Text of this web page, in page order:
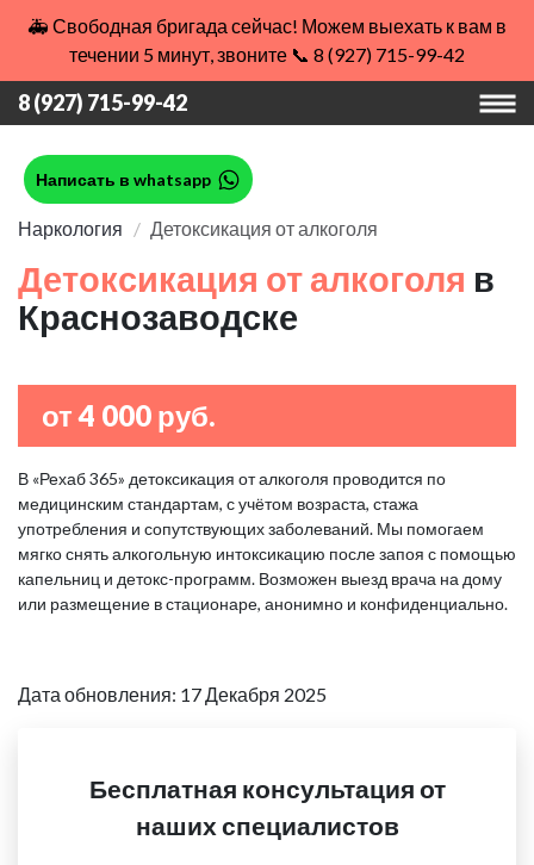
🚑 Свободная бригада сейчас! Можем выехать к вам в
течении 5 минут, звоните 📞 8 (927) 715-99-42
8 (927) 715-99-42
Написать в whatsapp
Наркология Детоксикация от алкоголя
Детоксикация от алкоголя в
Краснозаводске
от 4 000 руб.
В «Рехаб 365» детоксикация от алкоголя проводится по
медицинским стандартам, с учётом возраста, стажа
употребления и сопутствующих заболеваний. Мы помогаем
мягко снять алкогольную интоксикацию после запоя с помощью
капельниц и детокс-программ. Возможен выезд врача на дому
или размещение в стационаре, анонимно и конфиденциально.
Дата обновления: 17 Декабря 2025
Бесплатная консультация от
наших специалистов